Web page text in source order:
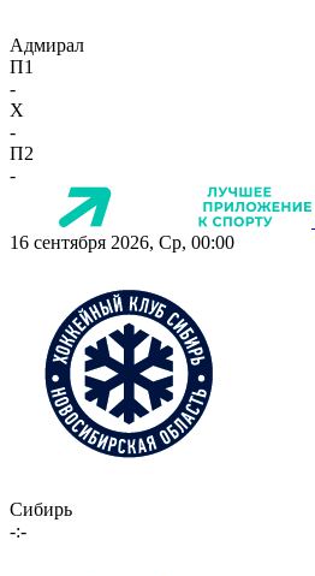
Адмирал
П1
-
X
-
П2
-
16 сентября 2026, Ср, 00:00
Сибирь
-:-